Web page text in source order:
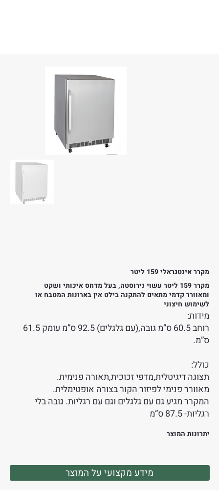
מקרר אינטגראלי 159 ליטר
מקרר 159 ליטר עשוי נירוסטה, בעל מדחס איכותי ושקט
ומאוורר קדמי מתאים להתקנה בילט אין בארונות המטבח או
לשימוש חיצוני
מידות:
רוחב 60.5 ס”מ גובה,(עם גלגלים) 92.5 ס”מ עומק 61.5
ס”מ.
כולל:
תצוגה דיגיטלית,מדפי זכוכית,תאורה פנימית.
מאוורר פנימי לפיזור הקור בצורה אופטימלית.
המקרר מגיע גם עם גלגלים וגם עם רגליות. גובה בלי
רגליות- 87.5 ס”מ
יתרונות המוצר
מידע מקצועי על המוצר